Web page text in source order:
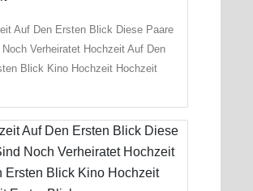
Auf Den Ersten Blick Diese Paare
Noch Verheiratet Hochzeit Auf Den
Blick Kino Hochzeit Hochzeit